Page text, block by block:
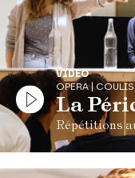
VIDEO
OPERA |
La
Répétitions